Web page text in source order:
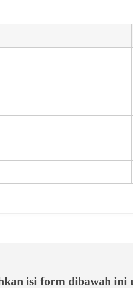
isi form dibawah ini